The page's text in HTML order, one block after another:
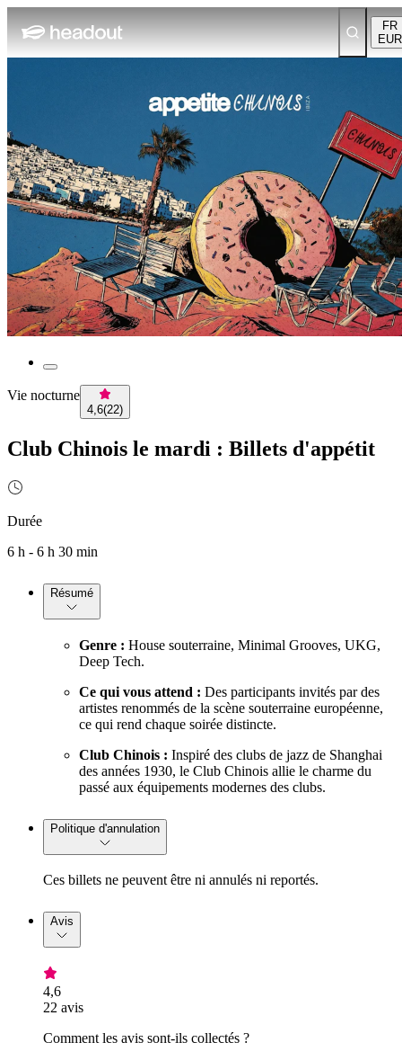
FR
EUR
Vie nocturne
4,6(22)
Club Chinois le mardi : Billets d'appétit
Durée
6 h - 6 h 30 min
Résumé
Genre : House souterraine, Minimal Grooves, UKG,
Deep Tech.
Ce qui vous attend : Des participants invités par des
artistes renommés de la scène souterraine européenne,
ce qui rend chaque soirée distincte.
Club Chinois : Inspiré des clubs de jazz de Shanghai
des années 1930, le Club Chinois allie le charme du
passé aux équipements modernes des clubs.
Politique d'annulation
Ces billets ne peuvent être ni annulés ni reportés.
Avis
4,6
22 avis
Comment les avis sont-ils collectés ?